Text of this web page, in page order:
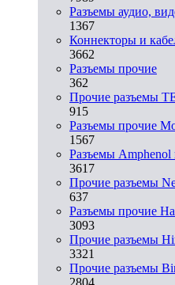
Разъeмы аудио,
1367
Коннекторы и
3662
Разъeмы прочие
362
Прочие разъемы
915
Разъемы прочие
1567
Разъемы Amphenol
3617
Прочие разъемы
637
Разъемы прочие
3093
Прочие разъемы
3321
Прочие разъемы
2804